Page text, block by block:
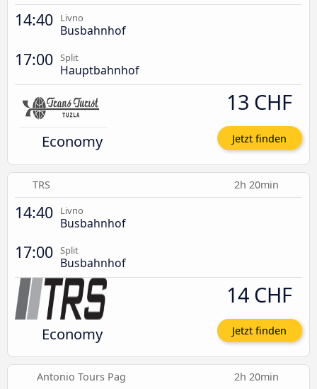
14:40 Livno
Busbahnhof
17:00 Split
Hauptbahnhof
Economy
13 CHF
Jetzt finden
TRS 2h 20min
14:40 Livno
Busbahnhof
17:00 Split
Busbahnhof
Economy
14 CHF
Jetzt finden
Antonio Tours Pag 2h 20min